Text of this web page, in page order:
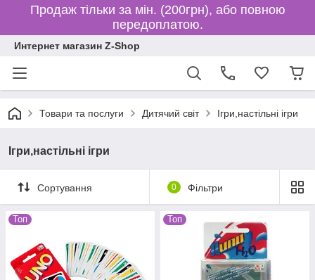
Продаж тільки за мін. (200грн), або повною
передоплатою.
Интернет магазин Z-Shop
Товари та послуги Дитячий світ Ігри,настільні ігри
Ігри,настільні ігри
Сортування 0 Фільтри
Топ Топ